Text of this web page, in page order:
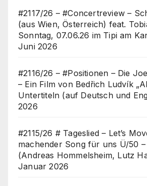
#2117/26 – #Concertreview –
(aus Wien, Österreich) feat.
Sonntag, 07.06.26 im Tipi am
Juni 2026
#2116/26 – #Positionen – Die
– Ein Film von Bedřich Ludvík
Untertiteln (auf Deutsch und
2026
#2115/26 # Tageslied – Let’s
machender Song für uns Ü/50 –
(Andreas Hommelsheim, Lutz
Januar 2026